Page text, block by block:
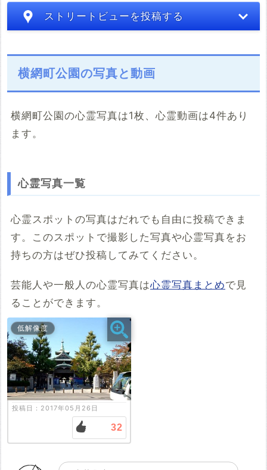
ストリートビューを投稿する
※「共有HTML」はパソコンでしか取得できないようです
例：<iframe src="https://www.google.com/maps/embed?
pb=******" width="600" height="450" frameborder="0"
コメント
横網町公園の写真と動画
横網町公園の心霊写真は1枚、心霊動画は4件あり
ます。
心霊写真一覧
心霊スポットの写真はだれでも自由に投稿できま
す。このスポットで撮影した写真や心霊写真をお
持ちの方はぜひ投稿してみてください。
芸能人や一般人の心霊写真は心霊写真まとめで見
ることができます。
低解像度
投稿日：2017年05月26日
32